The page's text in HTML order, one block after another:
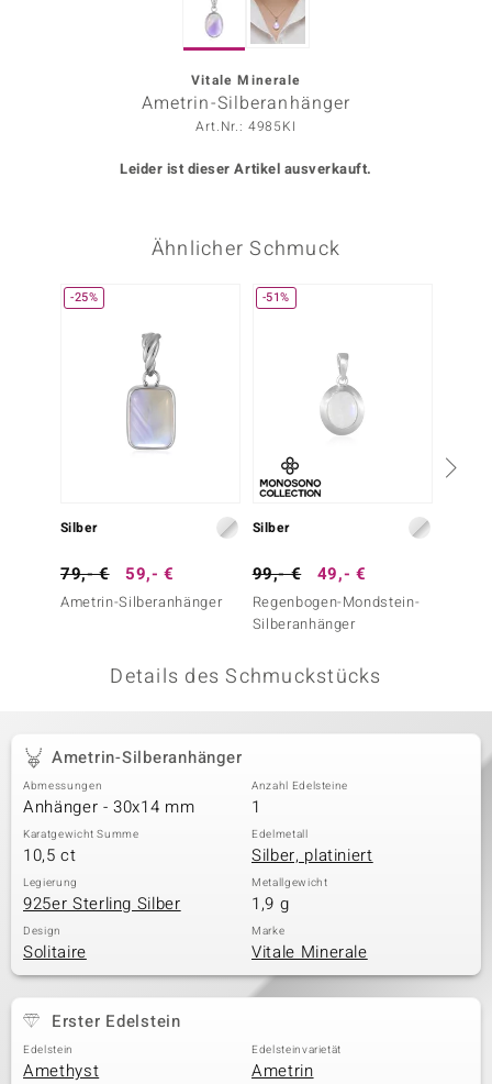
Collection
Classics
Vitale Minerale
Ametrin-Silberanhänger
Art.Nr.: 4985KI
Leider ist dieser Artikel ausverkauft.
Ähnlicher Schmuck
-25%
Silber
79,- € 59,- €
Ametrin-Silberanhänger
-51%
Silber
99,- € 49,- €
Regenbogen-Mondstein-
Silberanhänger
Details des Schmuckstücks
Ametrin-Silberanhänger
Abmessungen
Anhänger - 30x14 mm
Anzahl Edelsteine
1
Karatgewicht Summe
10,5 ct
Edelmetall
Silber, platiniert
Legierung
925er Sterling Silber
Metallgewicht
1,9 g
Design
Solitaire
Marke
Vitale Minerale
Erster Edelstein
Edelstein
Amethyst
Edelsteinvarietät
Ametrin